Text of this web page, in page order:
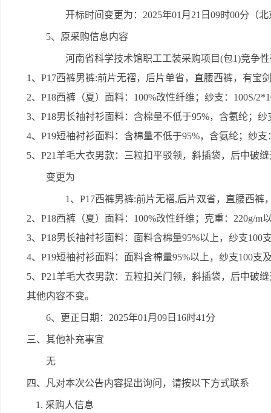
开标时间变更为：2025年01月21日09时00分（
5、原采购信息内容
河南省科学技术馆职工工装采购项目(包1)竞争
1、P17西裤男裤:前片无褶，后片单省，直腰西裤，有宝
2、P18西裤（夏）面料：100%改性纤维；纱支：100S/
3、P18男长袖衬衫面料：含棉量不低于95%，含氨纶；
4、P19短袖衬衫面料：含棉量不低于95%，含氨纶；纱
5、P21羊毛大衣男款：三粒扣平驳领，斜插袋，后中破
变更为
1、P17西裤男裤:前片无褶,后片双省，直腰西
2、P18西裤（夏）面料：100%改性纤维；克重：220g/m
3、P18男长袖衬衫面料：面料含棉量95%以上，纱支100
4、P19短袖衬衫面料：面料含棉量95%以上，纱支100支
5、P21羊毛大衣男款：五粒扣关门领，斜插袋，后中破
其他内容不变。
6、更正日期：2025年01月09日16时41分
三、其他补充事宜
无
四、凡对本次公告内容提出询问，请按以下方式联系
1. 采购人信息